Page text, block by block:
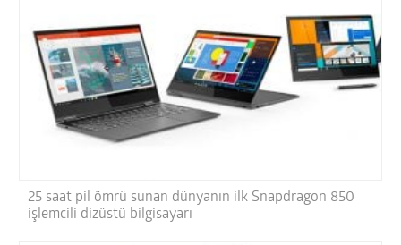
25 saat pil ömrü sunan dünyanın ilk Snapdragon 850
işlemcili dizüstü bilgisayarı